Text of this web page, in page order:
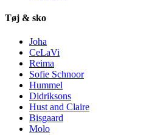
Tøj & sko
Joha
CeLaVi
Reima
Sofie Schnoor
Hummel
Didriksons
Hust and Claire
Bisgaard
Molo